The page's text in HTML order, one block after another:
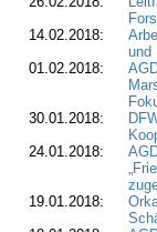
14.02.2018:
und
01.02.2018:
30.01.2018:
24.01.2018:
19.01.2018: